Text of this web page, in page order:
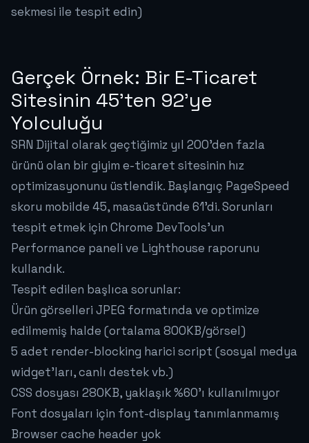
sekmesi ile tespit edin)
Gerçek Örnek: Bir E-Ticaret
Sitesinin 45'ten 92'ye
Yolculuğu
SRN Dijital olarak geçtiğimiz yıl 200'den fazla
ürünü olan bir giyim e-ticaret sitesinin hız
optimizasyonunu üstlendik. Başlangıç PageSpeed
skoru mobilde 45, masaüstünde 61'di. Sorunları
tespit etmek için Chrome DevTools'un
Performance paneli ve Lighthouse raporunu
kullandık.
Tespit edilen başlıca sorunlar:
Ürün görselleri JPEG formatında ve optimize
edilmemiş halde (ortalama 800KB/görsel)
5 adet render-blocking harici script (sosyal medya
widget'ları, canlı destek vb.)
CSS dosyası 280KB, yaklaşık %60'ı kullanılmıyor
Font dosyaları için font-display tanımlanmamış
Browser cache header yok